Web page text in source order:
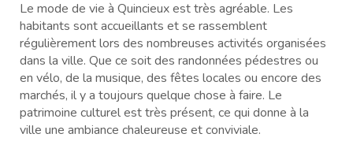
Le mode de vie à Quincieux est très agréable. Les
habitants sont accueillants et se rassemblent
régulièrement lors des nombreuses activités organisées
dans la ville. Que ce soit des randonnées pédestres ou
en vélo, de la musique, des fêtes locales ou encore des
marchés, il y a toujours quelque chose à faire. Le
patrimoine culturel est très présent, ce qui donne à la
ville une ambiance chaleureuse et conviviale.